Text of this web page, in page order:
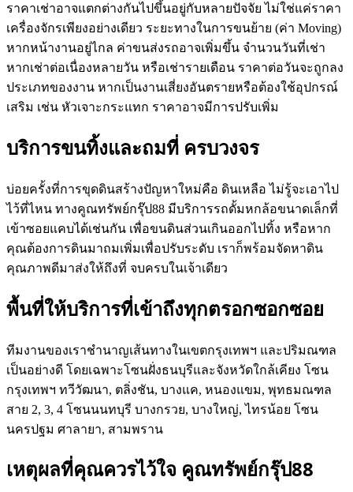
ราคาเช่าอาจแตกต่างกันไปขึ้นอยู่กับหลายปัจจัย ไม่ใช่แค่ราคา
เครื่องจักรเพียงอย่างเดียว ระยะทางในการขนย้าย (ค่า Moving)
หากหน้างานอยู่ไกล ค่าขนส่งรถอาจเพิ่มขึ้น จำนวนวันที่เช่า
หากเช่าต่อเนื่องหลายวัน หรือเช่ารายเดือน ราคาต่อวันจะถูกลง
ประเภทของงาน หากเป็นงานเสี่ยงอันตรายหรือต้องใช้อุปกรณ์
เสริม เช่น หัวเจาะกระแทก ราคาอาจมีการปรับเพิ่ม
บริการขนทิ้งและถมที่ ครบวงจร
บ่อยครั้งที่การขุดดินสร้างปัญหาใหม่คือ ดินเหลือ ไม่รู้จะเอาไป
ไว้ที่ไหน ทางคูณทรัพย์กรุ๊ป88 มีบริการรถดั้มหกล้อขนาดเล็กที่
เข้าซอยแคบได้เช่นกัน เพื่อขนดินส่วนเกินออกไปทิ้ง หรือหาก
คุณต้องการดินมาถมเพิ่มเพื่อปรับระดับ เราก็พร้อมจัดหาดิน
คุณภาพดีมาส่งให้ถึงที่ จบครบในเจ้าเดียว
พื้นที่ให้บริการที่เข้าถึงทุกตรอกซอกซอย
ทีมงานของเราชำนาญเส้นทางในเขตกรุงเทพฯ และปริมณฑล
เป็นอย่างดี โดยเฉพาะโซนฝั่งธนบุรีและจังหวัดใกล้เคียง โซน
กรุงเทพฯ ทวีวัฒนา, ตลิ่งชัน, บางแค, หนองแขม, พุทธมณฑล
สาย 2, 3, 4 โซนนนทบุรี บางกรวย, บางใหญ่, ไทรน้อย โซน
นครปฐม ศาลายา, สามพราน
เหตุผลที่คุณควรไว้ใจ คูณทรัพย์กรุ๊ป88